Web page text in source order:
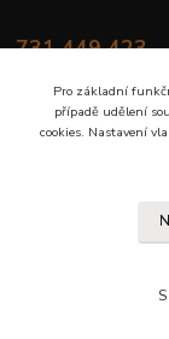
731 449 423
Proč
Pro základní
případě udělení
cookies. Nastavení